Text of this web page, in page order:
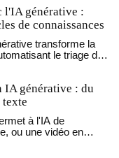
l'IA générative :
de connaissances
transforme la
le triage des
IA générative : du
texte
à l'IA de
ou une vidéo en